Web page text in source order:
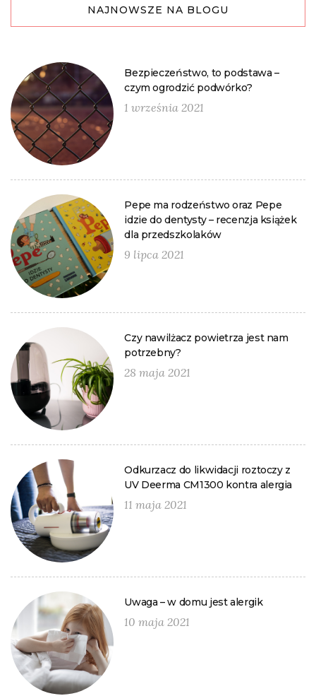
NAJNOWSZE NA BLOGU
Bezpieczeństwo, to podstawa –
czym ogrodzić podwórko?
1 września 2021
Pepe ma rodzeństwo oraz Pepe
idzie do dentysty – recenzja książek
dla przedszkolaków
9 lipca 2021
Czy nawilżacz powietrza jest nam
potrzebny?
28 maja 2021
Odkurzacz do likwidacji roztoczy z
UV Deerma CM1300 kontra alergia
11 maja 2021
Uwaga – w domu jest alergik
10 maja 2021